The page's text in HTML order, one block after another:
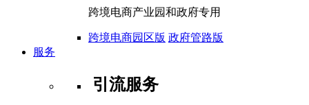
跨境电商产业园和政府专用
跨境电商园区版 政府管路版
服务
引流服务